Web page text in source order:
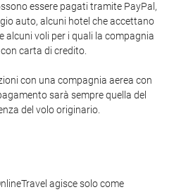
essere pagati tramite PayPal,
auto, alcuni hotel che accettano
alcuni voli per i quali la compagnia
carta di credito.
con una compagnia aerea con
sarà sempre quella del
del volo originario.
agisce solo come